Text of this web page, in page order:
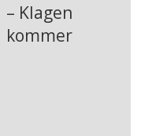
– Klagen
kommer